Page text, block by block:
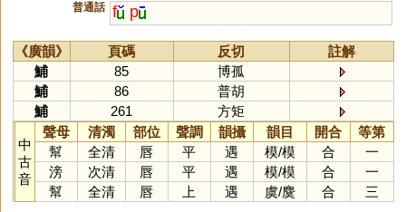
普通話 f p
《廣韻》 頁碼 反切
註解
鯆
85
博孤
鯆
86
普胡
鯆
261 方矩
中
古
音
聲母 清濁 部位 聲調 韻攝 韻目 開合
等第
幫
全清 唇 平 遇 模/模 合
一
滂
次清 唇 平 遇 模/模 合
一
幫
全清 唇 上 遇 虞/麌 合 三